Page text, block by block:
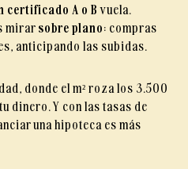
certificado A o B vuela.
mirar sobre plano: compras
anticipando las subidas.
donde el m² roza los 3.500
dinero. Y con las tasas de
una hipoteca es más